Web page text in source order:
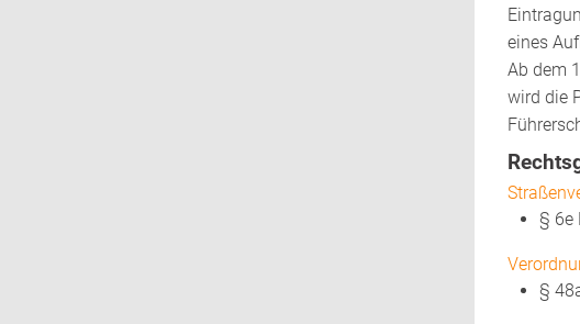
eines
Ab dem
wird die
§ 6e
§